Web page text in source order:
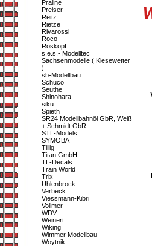
Praline
Preiser
Reitz
Rietze
Rivarossi
Roco
Roskopf
s.e.s.- Modelltec
Sachsenmodelle ( Kiesewetter
)
sb-Modellbau
Schuco
Seuthe
Shinohara
siku
Spieth
SR24 Modellbahnöl GbR, Weiß
+ Schmidt GbR
STL-Models
SYMOBA
Tillig
Titan GmbH
TL-Decals
Train World
Trix
Uhlenbrock
Verbeck
Viessmann-Kibri
Vollmer
WDV
Weinert
Wiking
Wimmer Modellbau
Woytnik